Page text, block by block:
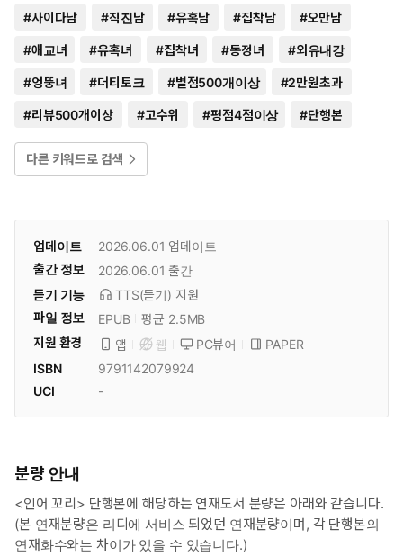
#사이다남 #직진남 #유혹남 #집착남 #오만남
#애교녀 #유혹녀 #집착녀 #동정녀 #외유내강
#엉뚱녀 #더티토크 #별점500개이상 #2만원초과
#리뷰500개이상 #고수위 #평점4점이상 #단행본
다른 키워드로 검색
업데이트 2026.06.01 업데이트
출간 정보
2026.06.01 출간
듣기 기능
TTS(듣기) 지원
파일 정보
EPUB
평균 2.5MB
지원 환경
앱 웹 PC뷰어
PAPER
ISBN
9791142079924
UCI
-
분량 안내
<인어 꼬리> 단행본에 해당하는 연재도서 분량은 아래와 같습니다.
(본 연재분량은 리디에 서비스 되었던 연재분량이며, 각 단행본의
연재화수와는 차이가 있을 수 있습니다.)